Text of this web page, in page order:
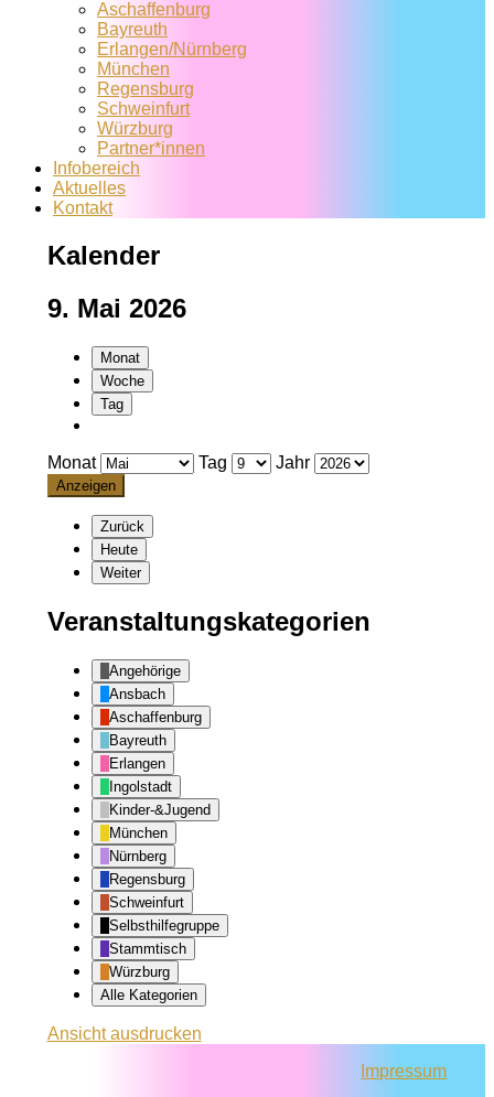
Aschaffenburg
Bayreuth
Erlangen/Nürnberg
München
Regensburg
Schweinfurt
Würzburg
Partner*innen
Infobereich
Aktuelles
Kontakt
Kalender
9. Mai 2026
Monat
Woche
Tag
Monat Tag Jahr
Zurück
Heute
Weiter
Veranstaltungskategorien
Angehörige
Ansbach
Aschaffenburg
Bayreuth
Erlangen
Ingolstadt
Kinder-&Jugend
München
Nürnberg
Regensburg
Schweinfurt
Selbsthilfegruppe
Stammtisch
Würzburg
Alle Kategorien
Ansichtausdrucken
Impressum